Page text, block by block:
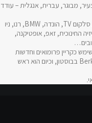
מבוגר, עברית, אנגלית – עודד
אתם מכירים אותו מהפרסומות של לאומי, סלקום, סלקום TV, הונדה, BMW, רנו, ניו
הטלויזיה החינוכית, זאפ, אופטיקנה,
כקריין פרומואים וחדשות
בגלצ ובגלגלצ. הוא בוגר Berklee College of Music בבוסטון, וכיום הוא ראש